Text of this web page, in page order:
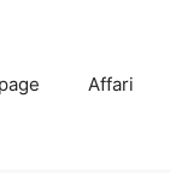
Affari